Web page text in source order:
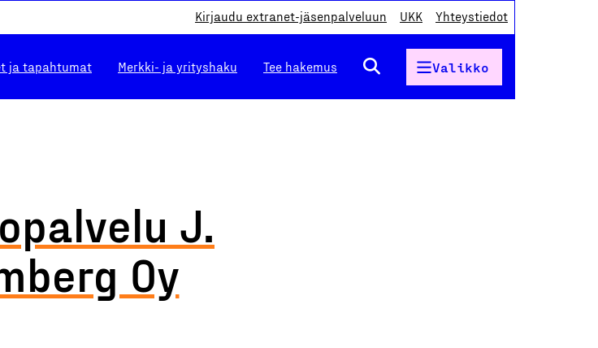
Kirjaudu extranet-jäsenpalveluun UKK Yhteystiedot
ja tapahtumat Merkki- ja yrityshaku Tee hakemus Valikko
J.
Oy